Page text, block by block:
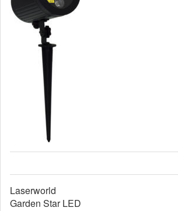
Laserworld
Garden Star LED